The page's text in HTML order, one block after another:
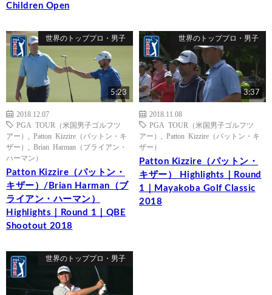
Children Open
世界のトッププロ・男子
5:23
2018.12.07
PGA TOUR（米国男子ゴルフツ
アー）
Patton Kizzire（パットン・キ
ザー）
Brian Harman（ブライアン・
ハーマン）
Patton Kizzire（パットン・
キザー）/Brian Harman（ブ
ライアン・ハーマン）
Highlights｜Round 1｜QBE
Shootout 2018
世界のトッププロ・男子
3:37
2018.11.08
PGA TOUR（米国男子ゴルフツ
アー）
Patton Kizzire（パットン・キ
ザー）
Patton Kizzire（パットン・
キザー） Highlights｜Round
1｜Mayakoba Golf Classic
2018
世界のトッププロ・男子